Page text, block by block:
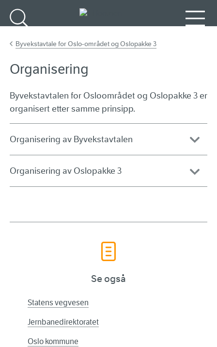
Byvekstavtale for Oslo-området og Oslopakke 3
Organisering
Byvekstavtalen for Osloområdet og Oslopakke 3 er
organisert etter samme prinsipp.
Organisering av Byvekstavtalen
Organisering av Oslopakke 3
Se også
Statens vegvesen
Jernbanedirektoratet
Oslo kommune